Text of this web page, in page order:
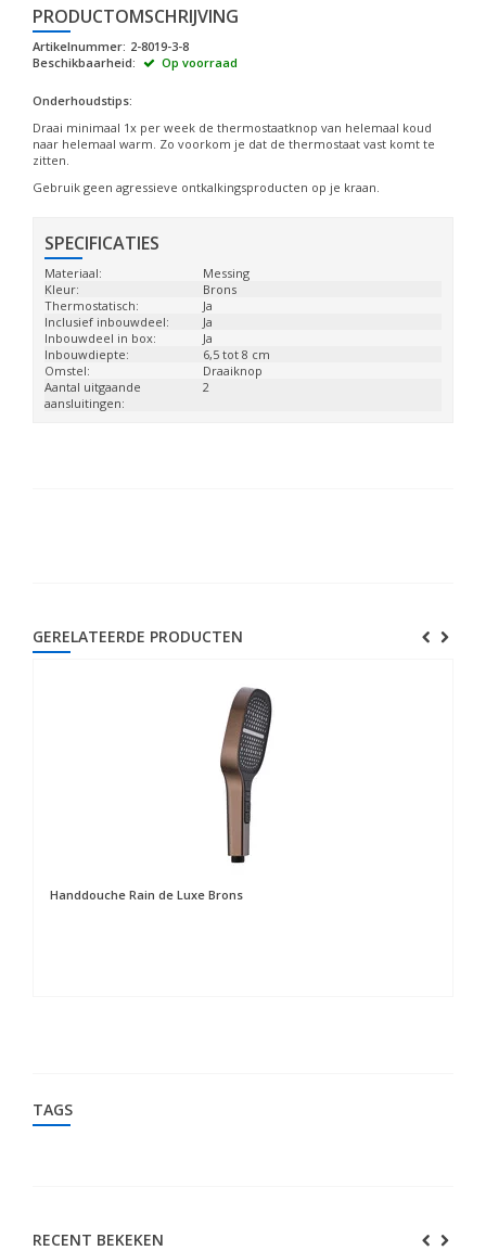
PRODUCTOMSCHRIJVING
Artikelnummer: 2-8019-3-8
Beschikbaarheid:
Op voorraad
Onderhoudstips:
Draai minimaal 1x per week de thermostaatknop van helemaal koud
naar helemaal warm. Zo voorkom je dat de thermostaat vast komt te
zitten.
Gebruik geen agressieve ontkalkingsproducten op je kraan.
SPECIFICATIES
Materiaal:
Messing
Kleur:
Brons
Thermostatisch:
Ja
Inclusief inbouwdeel:
Ja
Inbouwdeel in box:
Ja
Inbouwdiepte:
6,5 tot 8 cm
Omstel:
Draaiknop
Aantal uitgaande
aansluitingen:
2
GERELATEERDE PRODUCTEN
Handdouche Rain de Luxe Brons
TAGS
RECENT BEKEKEN